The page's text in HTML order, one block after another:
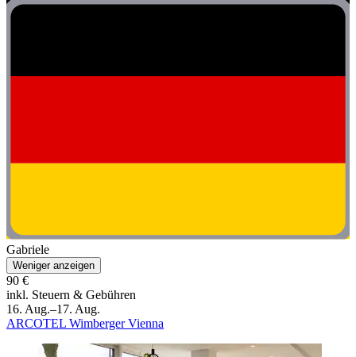
Gabriele
Weniger anzeigen
90 €
inkl. Steuern & Gebühren
16. Aug.–17. Aug.
ARCOTEL Wimberger Vienna